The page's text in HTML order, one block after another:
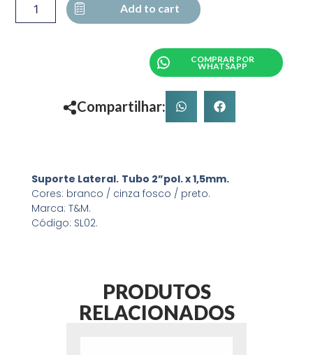
Add to cart
COMPRAR POR
WHATSAPP
Compartilhar:
Suporte Lateral. Tubo 2”pol. x 1,5mm.
Cores: branco / cinza fosco / preto.
Marca: T&M.
Código: SL02.
PRODUTOS
RELACIONADOS